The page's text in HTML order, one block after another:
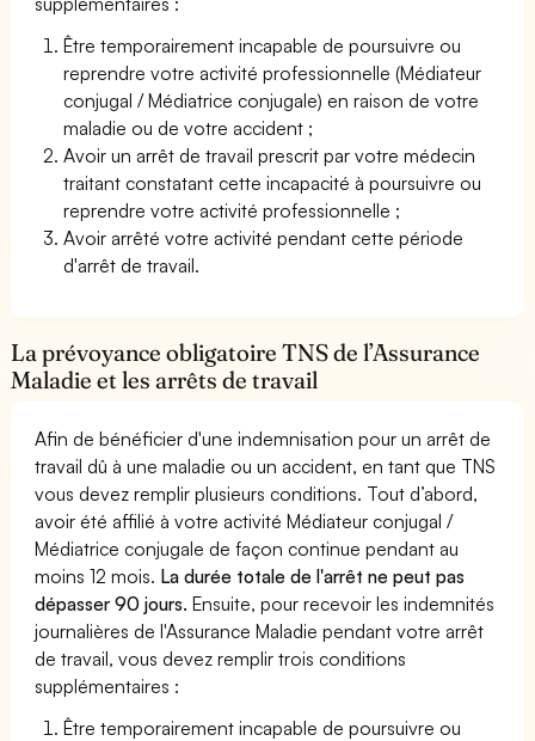
Être temporairement incapable de poursuivre ou
reprendre votre activité professionnelle (Médiateur
conjugal / Médiatrice conjugale) en raison de votre
maladie ou de votre accident ;
Avoir un arrêt de travail prescrit par votre médecin
traitant constatant cette incapacité à poursuivre ou
reprendre votre activité professionnelle ;
Avoir arrêté votre activité pendant cette période
d'arrêt de travail.
La prévoyance obligatoire TNS de l’Assurance
Maladie et les arrêts de travail
Afin de bénéficier d'une indemnisation pour un arrêt de
travail dû à une maladie ou un accident, en tant que TNS
vous devez remplir plusieurs conditions. Tout d’abord,
avoir été affilié à votre activité Médiateur conjugal /
Médiatrice conjugale de façon continue pendant au
moins 12 mois. La durée totale de l'arrêt ne peut pas
dépasser 90 jours. Ensuite, pour recevoir les indemnités
journalières de l'Assurance Maladie pendant votre arrêt
de travail, vous devez remplir trois conditions
supplémentaires :
Être temporairement incapable de poursuivre ou